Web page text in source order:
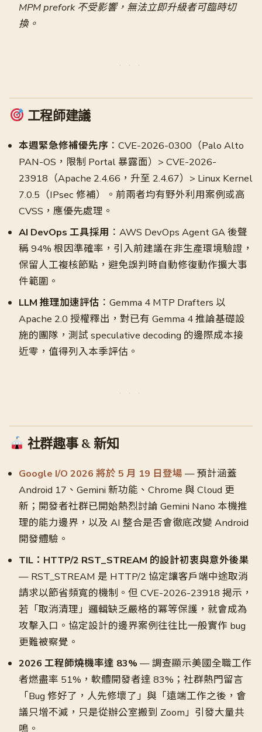
MPM prefork 不受影響，無法立即升級者可臨時切
換。
工程師建議
本週緊急修補優先序 ：CVE-2026-0300（Palo Alto
PAN-OS，限制 Portal 暴露面）> CVE-2026-
23918（Apache 2.4.66，升至 2.4.67）> Linux Kernel
7.0.5（IPsec 修補）。前兩者均有野外利用案例或高
CVSS，應優先處理。
AI DevOps 工具採用 ：AWS DevOps Agent GA 後聲
稱 94% 根因準確率，引入前建議在非生產環境驗證，
保留人工複核節點，避免誤判時自動修復動作擴大事
件範圍。
LLM 推理加速評估 ：Gemma 4 MTP Drafters 以
Apache 2.0 授權釋出，對已有 Gemma 4 推論基礎設
施的團隊，測試 speculative decoding 的邊際成本接
近零，值得列入本季評估。
社群趣事 & 新知
Google I/O 2026 將於 5 月 19 日登場 — 預計涵蓋
Android 17、Gemini 新功能、Chrome 與 Cloud 更
新；開發者社群已開始熱烈討論 Gemini Nano 本機推
理的能力邊界，以及 AI 整合是否會徹底改變 Android
開發體驗。
TIL：HTTP/2 RST_STREAM 的設計初衷與意外後果
— RST_STREAM 是 HTTP/2 協定讓客戶端中途取消
請求以節省頻寬的機制。但 CVE-2026-23918 揭示，
若「取消清理」邏輯缺乏嚴格的冪等保護，就會成為
攻擊入口。協定設計的邊界案例往往比一般實作 bug
更難被察覺。
2026 工程師燒機率達 83% — 調查顯示美國全職工作
者燃盡率 51%，軟體開發者達 83%；社群熱門留言
「Bug 修好了，人先修壞了」與「遠端工作之後，會
議只增不減，只是從辦公室搬到 Zoom」引發大量共
鳴。